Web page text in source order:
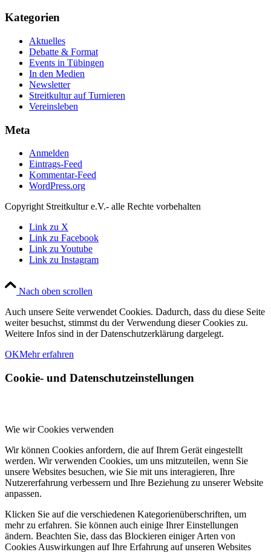
Kategorien
Aktuelles
Debatte & Format
Events in Tübingen
In den Medien
Newsletter
Streitkultur auf Turnieren
Vereinsleben
Meta
Anmelden
Eintrags-Feed
Kommentar-Feed
WordPress.org
Copyright Streitkultur e.V.- alle Rechte vorbehalten
Link zu X
Link zu Facebook
Link zu Youtube
Link zu Instagram
Nach oben scrollen
Auch unsere Seite verwendet Cookies. Dadurch, dass du diese Seite
weiter besuchst, stimmst du der Verwendung dieser Cookies zu.
Weitere Infos sind in der Datenschutzerklärung dargelegt.
OKMehr erfahren
Cookie- und Datenschutzeinstellungen
Wie wir Cookies verwenden
Wir können Cookies anfordern, die auf Ihrem Gerät eingestellt
werden. Wir verwenden Cookies, um uns mitzuteilen, wenn Sie
unsere Websites besuchen, wie Sie mit uns interagieren, Ihre
Nutzererfahrung verbessern und Ihre Beziehung zu unserer Website
anpassen.
Klicken Sie auf die verschiedenen Kategorienüberschriften, um
mehr zu erfahren. Sie können auch einige Ihrer Einstellungen
ändern. Beachten Sie, dass das Blockieren einiger Arten von
Cookies Auswirkungen auf Ihre Erfahrung auf unseren Websites